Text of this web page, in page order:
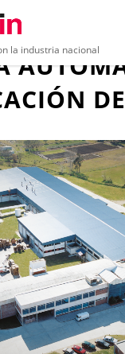
la industria nacional